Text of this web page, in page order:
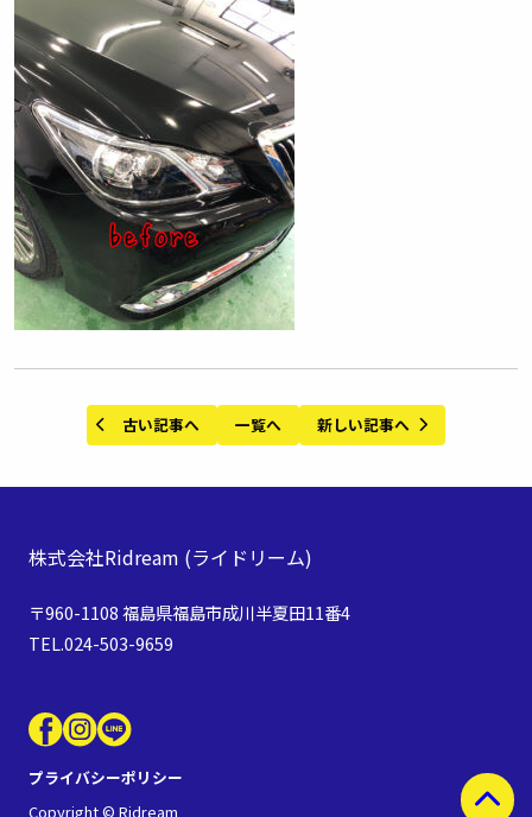
古い記事へ 一覧へ 新しい記事へ
株式会社Ridream (ライドリーム)
〒960-1108 福島県福島市成川半夏田11番4
TEL.024-503-9659
プライバシーポリシー
Copyright © Ridream